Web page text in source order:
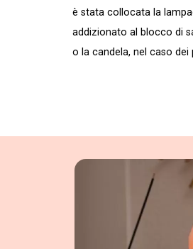
è stata collocata la
addizionato al blocco di
o la candela, nel caso